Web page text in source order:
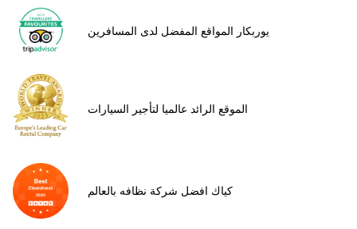
يوربكار المواقع المفضل لدى المسافرين
الموقع الرائد عالميا لتأجير السيارات
كياك افضل شركة نظافه بالعالم